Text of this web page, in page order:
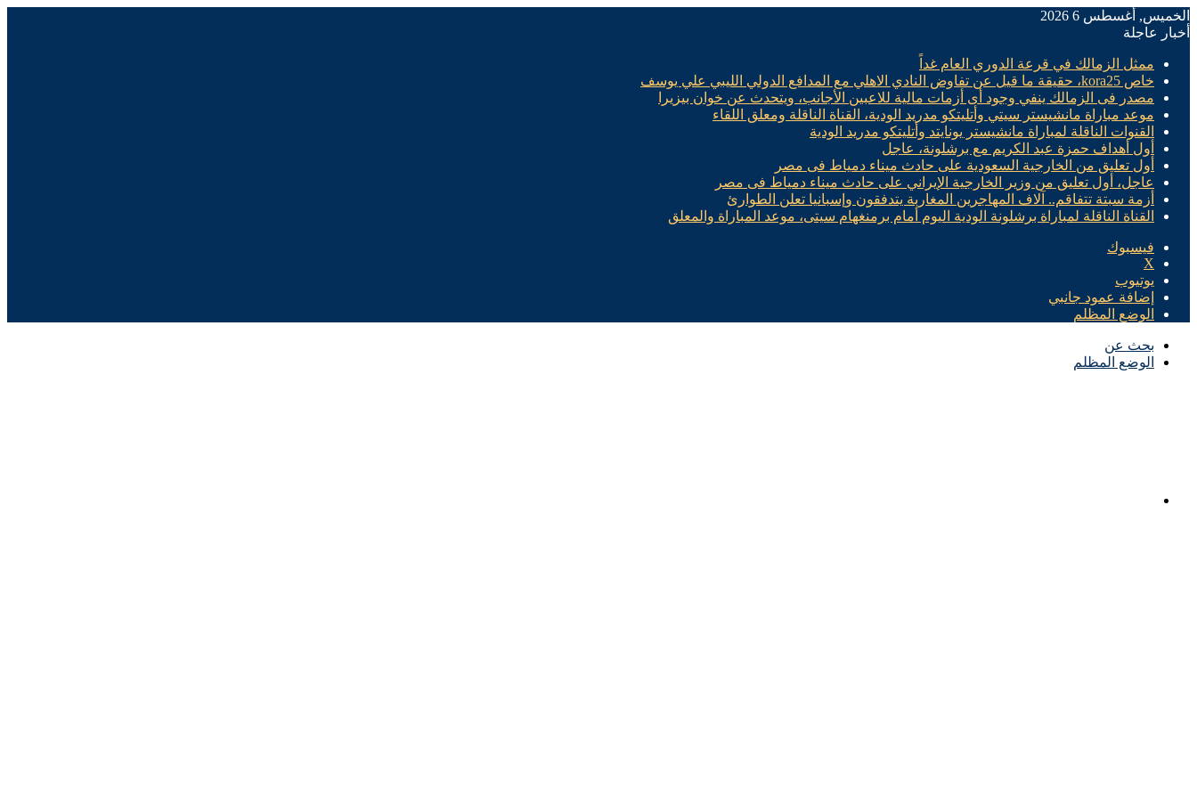
الخميس, أغسطس 6 2026
أخبار عاجلة
ممثل الزمالك في قرعة الدوري العام غداً
خاص kora25، حقيقة ما قيل عن تفاوض النادي الاهلي مع المدافع الدولي الليبي علي يوسف
مصدر فى الزمالك ينفي وجود أى أزمات مالية للاعبين الأجانب، ويتحدث عن خوان بيزيرا
موعد مباراة مانشيستر سيتي وأتليتكو مدريد الودية، القناة الناقلة ومعلق اللقاء
القنوات الناقلة لمباراة مانشيستر يونايتد وأتليتكو مدريد الودية
أول أهداف حمزة عبد الكريم مع برشلونة، عاجل
أول تعليق من الخارجية السعودية على حادث ميناء دمياط فى مصر
عاجل، أول تعليق من وزير الخارجية الإيراني على حادث ميناء دمياط فى مصر
أزمة سبتة تتفاقم.. آلاف المهاجرين المغاربة يتدفقون وإسبانيا تعلن الطوارئ
القناة الناقلة لمباراة برشلونة الودية اليوم أمام برمنغهام سيتى، موعد المباراة والمعلق
فيسبوك
X
يوتيوب
إضافة عمود جانبي
الوضع المظلم
بحث عن
الوضع المظلم